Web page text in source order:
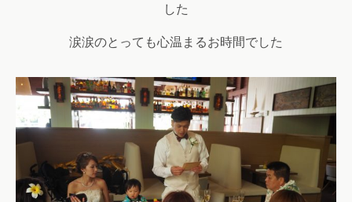
した
涙涙のとっても心温まるお時間でした